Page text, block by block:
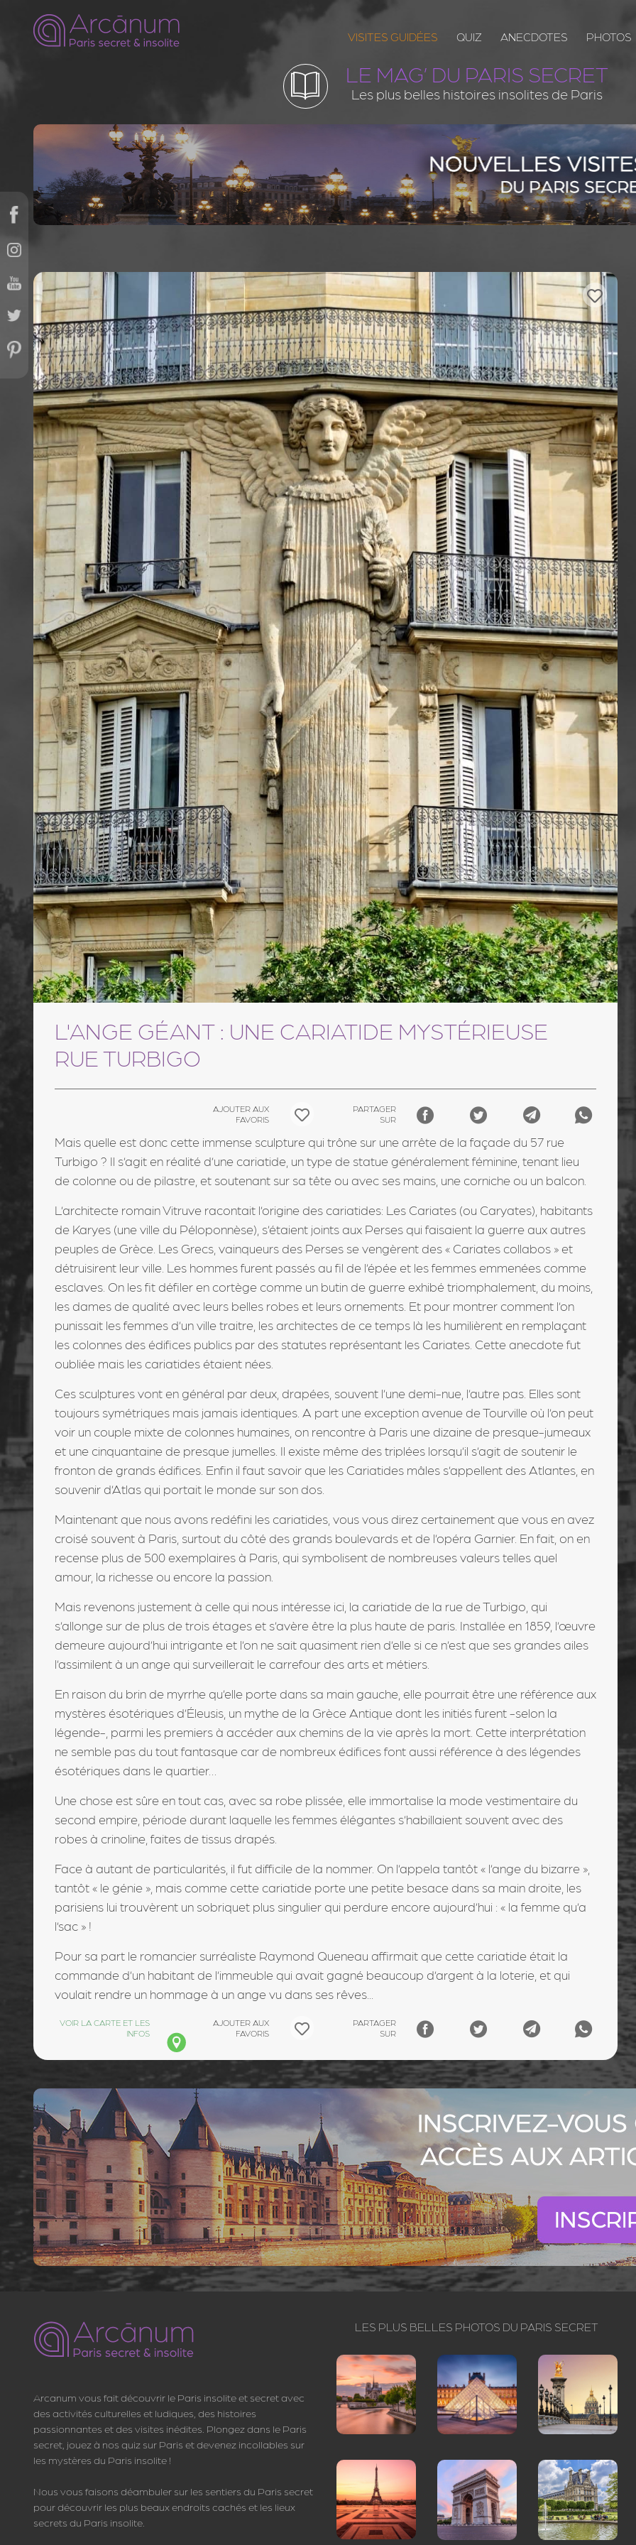
VISITES GUIDÉES QUIZ ANECDOTES PHOTOS
LE MAG’ DU PARIS SECRET
Les plus belles histoires insolites de Paris
L'ANGE GÉANT : UNE CARIATIDE MYSTÉRIEUSE
RUE TURBIGO
AJOUTER AUX
FAVORIS
PARTAGER
SUR
Mais quelle est donc cette immense sculpture qui trône sur une arrête de la façade du 57 rue
Turbigo ? Il s’agit en réalité d’une cariatide, un type de statue généralement féminine, tenant lieu
de colonne ou de pilastre, et soutenant sur sa tête ou avec ses mains, une corniche ou un balcon.
L’architecte romain Vitruve racontait l’origine des cariatides: Les Cariates (ou Caryates), habitants
de Karyes (une ville du Péloponnèse), s’étaient joints aux Perses qui faisaient la guerre aux autres
peuples de Grèce. Les Grecs, vainqueurs des Perses se vengèrent des « Cariates collabos » et
détruisirent leur ville. Les hommes furent passés au fil de l’épée et les femmes emmenées comme
esclaves. On les fit défiler en cortège comme un butin de guerre exhibé triomphalement, du moins,
les dames de qualité avec leurs belles robes et leurs ornements. Et pour montrer comment l’on
punissait les femmes d’un ville traitre, les architectes de ce temps là les humilièrent en remplaçant
les colonnes des édifices publics par des statutes représentant les Cariates. Cette anecdote fut
oubliée mais les cariatides étaient nées.
Ces sculptures vont en général par deux, drapées, souvent l’une demi-nue, l’autre pas. Elles sont
toujours symétriques mais jamais identiques. A part une exception avenue de Tourville où l’on peut
voir un couple mixte de colonnes humaines, on rencontre à Paris une dizaine de presque-jumeaux
et une cinquantaine de presque jumelles. Il existe même des triplées lorsqu’il s’agit de soutenir le
fronton de grands édifices. Enfin il faut savoir que les Cariatides mâles s’appellent des Atlantes, en
souvenir d’Atlas qui portait le monde sur son dos.
Maintenant que nous avons redéfini les cariatides, vous vous direz certainement que vous en avez
croisé souvent à Paris, surtout du côté des grands boulevards et de l’opéra Garnier. En fait, on en
recense plus de 500 exemplaires à Paris, qui symbolisent de nombreuses valeurs telles quel
amour, la richesse ou encore la passion.
Mais revenons justement à celle qui nous intéresse ici, la cariatide de la rue de Turbigo, qui
s’allonge sur de plus de trois étages et s’avère être la plus haute de paris. Installée en 1859, l’œuvre
demeure aujourd’hui intrigante et l’on ne sait quasiment rien d’elle si ce n’est que ses grandes ailes
l’assimilent à un ange qui surveillerait le carrefour des arts et métiers.
En raison du brin de myrrhe qu’elle porte dans sa main gauche, elle pourrait être une référence aux
mystères ésotériques d’Éleusis, un mythe de la Grèce Antique dont les initiés furent -selon la
légende-, parmi les premiers à accéder aux chemins de la vie après la mort. Cette interprétation
ne semble pas du tout fantasque car de nombreux édifices font aussi référence à des légendes
ésotériques dans le quartier…
Une chose est sûre en tout cas, avec sa robe plissée, elle immortalise la mode vestimentaire du
second empire, période durant laquelle les femmes élégantes s’habillaient souvent avec des
robes à crinoline, faites de tissus drapés.
Face à autant de particularités, il fut difficile de la nommer. On l’appela tantôt « l’ange du bizarre »,
tantôt « le génie », mais comme cette cariatide porte une petite besace dans sa main droite, les
parisiens lui trouvèrent un sobriquet plus singulier qui perdure encore aujourd’hui : « la femme qu’a
l’sac » !
Pour sa part le romancier surréaliste Raymond Queneau affirmait que cette cariatide était la
commande d’un habitant de l’immeuble qui avait gagné beaucoup d’argent à la loterie, et qui
voulait rendre un hommage à un ange vu dans ses rêves...
VOIR LA CARTE ET LES
INFOS
AJOUTER AUX
FAVORIS
PARTAGER
SUR
Arcanum vous fait découvrir le Paris insolite et secret avec
des activités culturelles et ludiques, des histoires
passionnantes et des visites inédites. Plongez dans le Paris
secret, jouez à nos quiz sur Paris et devenez incollables sur
les mystères du Paris insolite !
Nous vous faisons déambuler sur les sentiers du Paris secret
pour découvrir les plus beaux endroits cachés et les lieux
secrets du Paris insolite.
LES PLUS BELLES PHOTOS DU PARIS SECRET